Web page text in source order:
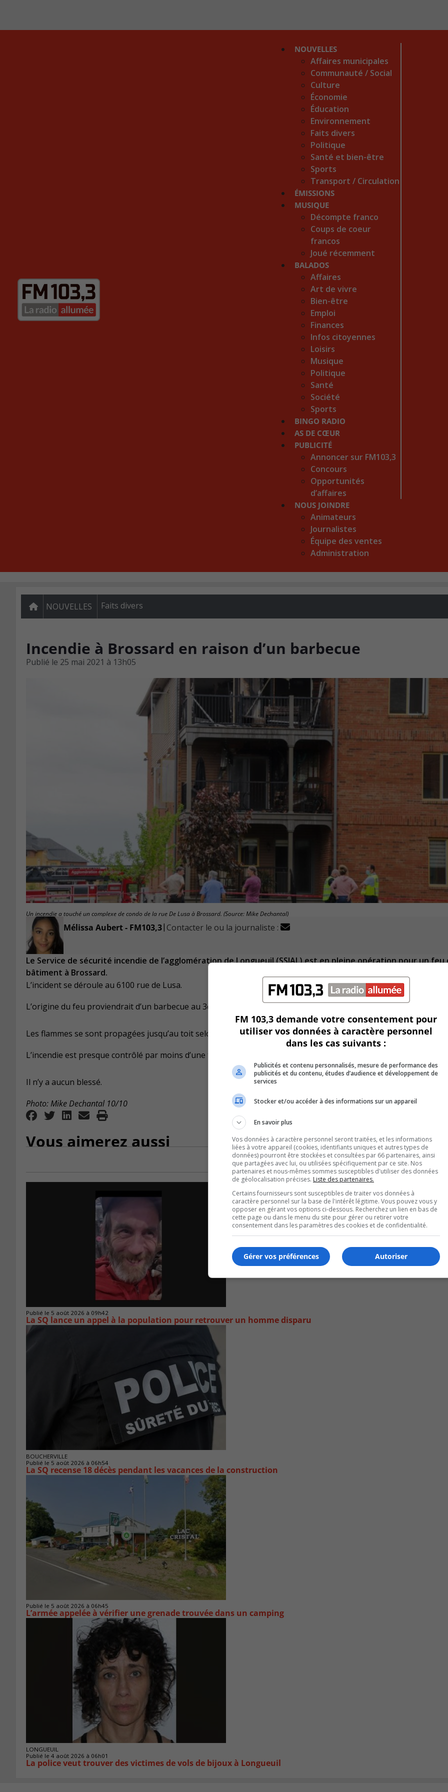
NOUVELLES
Affaires municipales
Communauté / Social
Culture
Économie
Éducation
Environnement
Faits divers
Politique
Santé et bien-être
Sports
Transport / Circulation
ÉMISSIONS
MUSIQUE
Décompte franco
Coups de coeur
francos
Joué récemment
BALADOS
Affaires
Art de vivre
Bien-être
Emploi
Finances
Infos citoyennes
Loisirs
Musique
Politique
Santé
Société
Sports
BINGO RADIO
AS DE CŒUR
PUBLICITÉ
Annoncer sur FM103,3
Concours
Opportunités
d’affaires
NOUS JOINDRE
Animateurs
Journalistes
Équipe des ventes
Administration
NOUVELLES Faits divers
Incendie à Brossard en raison d’un barbecue
Publié le 25 mai 2021 à 13h05
Un incendie a touché un complexe de condo de la rue De Lusa à Brossard. (Source: Mike Dechantal)
Mélissa Aubert - FM103,3| Contacter le ou la journaliste :
Le Service de sécurité incendie de l’agglomération de Longueuil (SSIAL) est en pleine opération pour un feu
bâtiment à Brossard.
L’incident se déroule au 6100 rue de Lusa.
L’origine du feu proviendrait d’un barbecue au 3e étage de l’immeuble.
Les flammes se sont propagées jusqu’au toit selon les pompiers.
L’incendie est presque contrôlé par moins d’une trentaine de pompiers.
Il n’y a aucun blessé.
Photo: Mike Dechantal 10/10
Vous aimerez aussi
Publié le 5 août 2026 à 09h42
La SQ lance un appel à la population pour retrouver un homme disparu
BOUCHERVILLE
Publié le 5 août 2026 à 06h54
La SQ recense 18 décès pendant les vacances de la construction
Publié le 5 août 2026 à 06h45
L’armée appelée à vérifier une grenade trouvée dans un camping
LONGUEUIL
Publié le 4 août 2026 à 06h01
La police veut trouver des victimes de vols de bijoux à Longueuil
FM 103,3 demande votre consentement pour
utiliser vos données à caractère personnel
dans les cas suivants :
Publicités et contenu personnalisés, mesure de performance des
publicités et du contenu, études d’audience et développement de
services
Stocker et/ou accéder à des informations sur un appareil
En savoir plus
Vos données à caractère personnel seront traitées, et les informations
liées à votre appareil (cookies, identifiants uniques et autres types de
données) pourront être stockées et consultées par 66 partenaires, ainsi
que partagées avec lui, ou utilisées spécifiquement par ce site. Nos
partenaires et nous-mêmes sommes susceptibles d'utiliser des données
de géolocalisation précises. Liste des partenaires.
Certains fournisseurs sont susceptibles de traiter vos données à
caractère personnel sur la base de l'intérêt légitime. Vous pouvez vous y
opposer en gérant vos options ci-dessous. Recherchez un lien en bas de
cette page ou dans le menu du site pour gérer ou retirer votre
consentement dans les paramètres des cookies et de confidentialité.
Autoriser
Gérer vos préférences